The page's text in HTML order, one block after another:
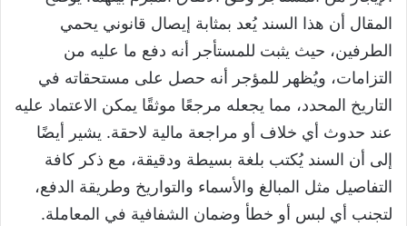
المقال أن هذا السند يُعد بمثابة إيصال قانوني يحمي
الطرفين، حيث يثبت للمستأجر أنه دفع ما عليه من
التزامات، ويُظهر للمؤجر أنه حصل على مستحقاته في
التاريخ المحدد، مما يجعله مرجعًا موثقًا يمكن الاعتماد عليه
عند حدوث أي خلاف أو مراجعة مالية لاحقة. يشير أيضًا
إلى أن السند يُكتب بلغة بسيطة ودقيقة، مع ذكر كافة
التفاصيل مثل المبالغ والأسماء والتواريخ وطريقة الدفع،
لتجنب أي لبس أو خطأ وضمان الشفافية في المعاملة.